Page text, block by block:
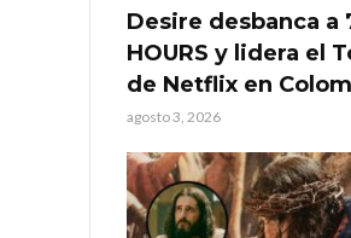
Desire desbanca a
HOURS y lidera el
de Netflix en
agosto 3, 2026